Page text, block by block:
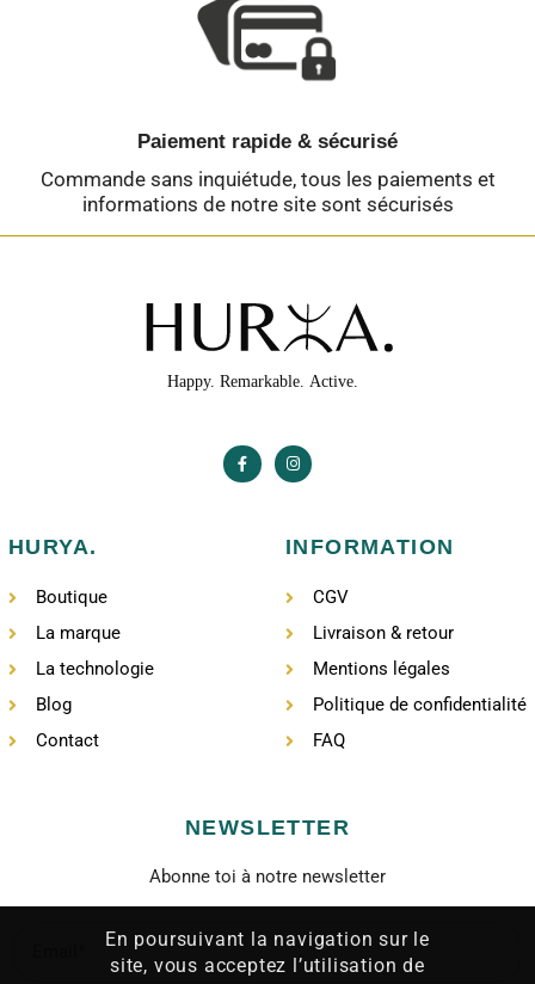
Paiement rapide & sécurisé
Commande sans inquiétude, tous les paiements et
informations de notre site sont sécurisés
HURYA.
Boutique
La marque
La technologie
Blog
Contact
INFORMATION
CGV
Livraison & retour
Mentions légales
Politique de confidentialité
FAQ
NEWSLETTER
Abonne toi à notre newsletter
En poursuivant la navigation sur le
site, vous acceptez l’utilisation de